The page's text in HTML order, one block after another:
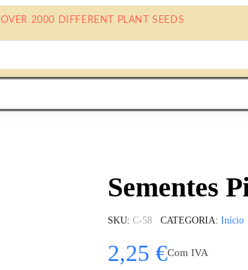
OVER 2000 DIFFERENT PLANT SEEDS
Sementes
SKU C-58 CATEGORIA Início
2,25 €Com IVA